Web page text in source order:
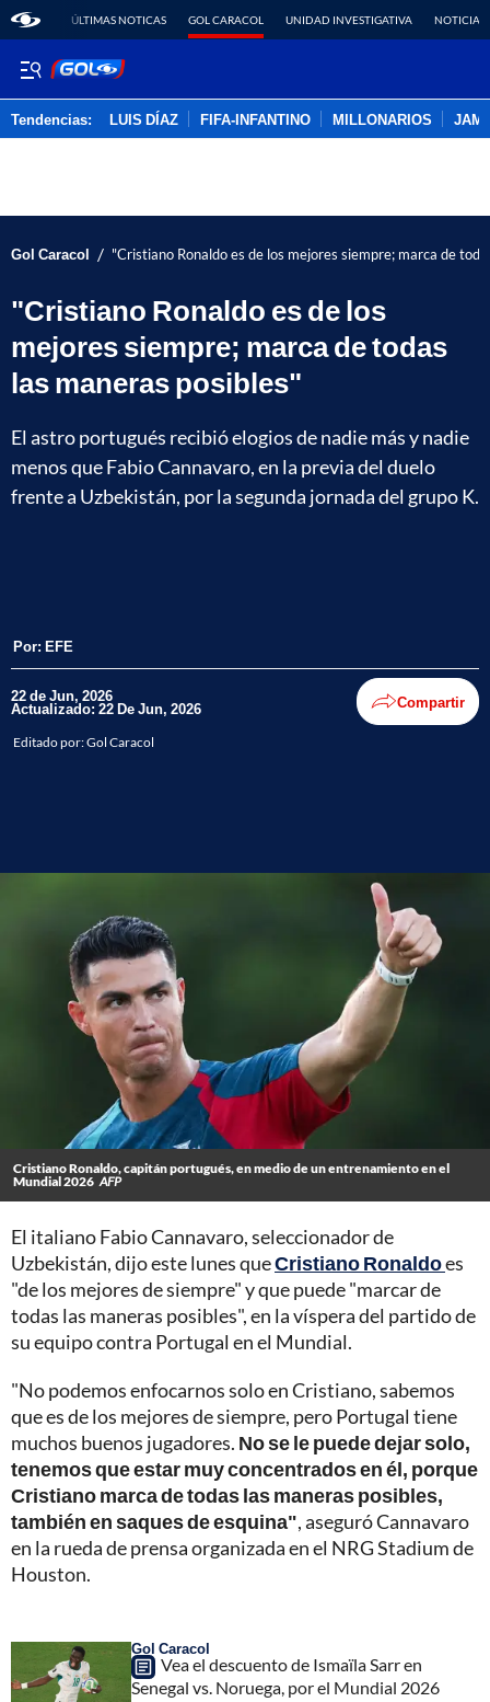
ÚLTIMAS NOTICAS GOL CARACOL UNIDAD INVESTIGATIVA NOTICIAS
Tendencias: LUIS DÍAZ FIFA-INFANTINO MILLONARIOS
Gol Caracol / "Cristiano Ronaldo es de los mejores siempre; marca de
"Cristiano Ronaldo es de los
mejores siempre; marca de todas
las maneras posibles"
El astro portugués recibió elogios de nadie más y nadie
menos que Fabio Cannavaro, en la previa del duelo
frente a Uzbekistán, por la segunda jornada del grupo K.
Por: EFE
22 de Jun, 2026
Actualizado: 22 De Jun, 2026 Compartir
Editado por:Gol Caracol
Cristiano Ronaldo, capitán portugués, en medio de un entrenamiento en el
Mundial 2026 AFP
El italiano Fabio Cannavaro, seleccionador de
Uzbekistán, dijo este lunes queCristiano Ronaldoes
"de los mejores de siempre" y que puede "marcar de
todas las maneras posibles", en la víspera del partido de
su equipo contra Portugal en el Mundial.
"No podemos enfocarnos solo en Cristiano, sabemos
que es de los mejores de siempre, pero Portugal tiene
muchos buenos jugadores. No se le puede dejar solo,
tenemos que estar muy concentrados en él, porque
Cristiano marca de todas las maneras posibles,
también en saques de esquina", aseguró Cannavaro
en la rueda de prensa organizada en el NRG Stadium de
Houston.
Gol Caracol
Vea el descuento de Ismaïla Sarr en
Senegal vs. Noruega, por el Mundial 2026